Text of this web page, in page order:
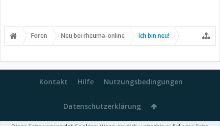
Foren Neu bei rheuma-online Ich bin neu!
Kontakt Hilfe Nutzungsbedingungen
Datenschutzerklärung